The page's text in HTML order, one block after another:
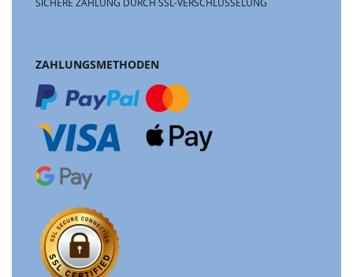
SICHERE ZAHLUNG DURCH SSL-VERSCHLÜSSELUNG
ZAHLUNGSMETHODEN